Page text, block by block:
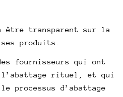
à être transparent sur la
produits.
fournisseurs qui ont
l’abattage rituel, et qui
processus d’abattage